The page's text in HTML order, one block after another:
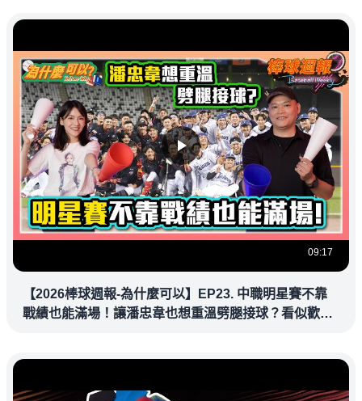
09:17
【2026棒球週報-為什麼可以】EP23. 中職明星賽不靠
戰績也能滿場！讓潘忠韋也想重溫劈腿接球？看似歡樂